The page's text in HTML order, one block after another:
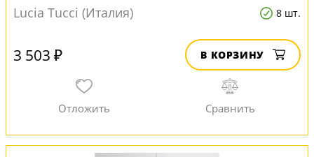
Lucia Tucci (Италия) 8 шт.
3 503 ₽ В КОРЗИНУ